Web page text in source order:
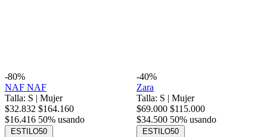
-80%
NAF NAF
Talla: S | Mujer
$32.832 $164.160
$16.416 50% usando
ESTILO50
-40%
Zara
Talla: S | Mujer
$69.000 $115.000
$34.500 50% usando
ESTILO50